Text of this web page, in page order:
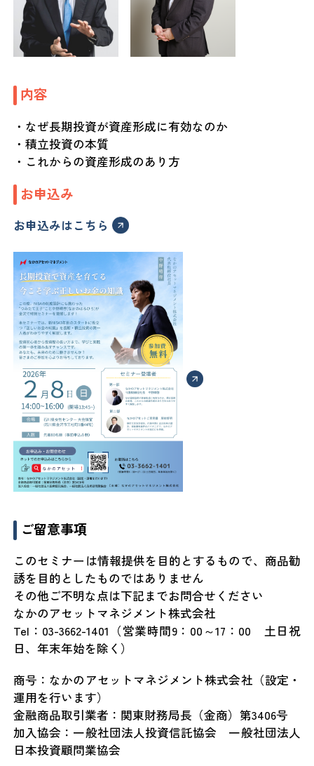
内容
・なぜ長期投資が資産形成に有効なのか
・積立投資の本質
・これからの資産形成のあり方
お申込み
お申込みはこちら
ご留意事項
このセミナーは情報提供を目的とするもので、商品勧
誘を目的としたものではありません
その他ご不明な点は下記までお問合せください
なかのアセットマネジメント株式会社
Tel：03-3662-1401（営業時間9：00～17：00 土日祝
日、年末年始を除く）
商号：なかのアセットマネジメント株式会社（設定・
運用を行います）
金融商品取引業者：関東財務局長（金商）第3406号
加入協会：一般社団法人投資信託協会 一般社団法人
日本投資顧問業協会